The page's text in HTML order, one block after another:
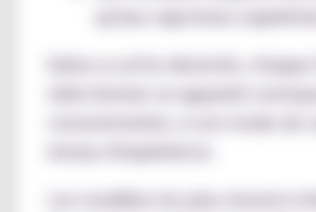
qu'aux vapoteurs
Grâce à cette diversité,
sélectionner un appareil
consommation, à son mode de
niveau d'expérience.
Les modèles les plus récents